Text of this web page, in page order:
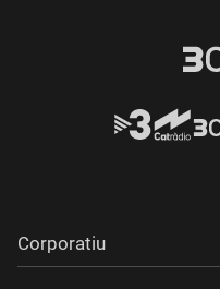
Corporatiu